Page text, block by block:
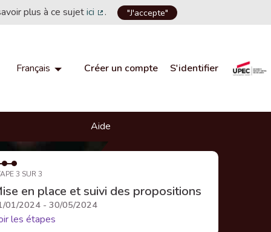
plus à ce sujetici
(Lien externe)
. "J'accepte"
Français Choisir la langueChoose language
Créer un compte S'identifier
Aide
3 SUR 3
en place et suivi des propositions
01/2024 - 30/05/2024
les étapes